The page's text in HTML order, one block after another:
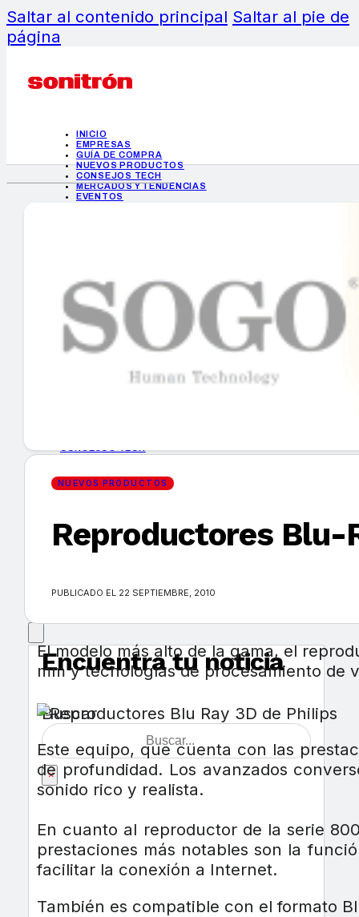
Saltar al contenido principal Saltar al pie de
página
INICIO
EMPRESAS
GUÍA DE COMPRA
NUEVOS PRODUCTOS
CONSEJOS TECH
MERCADOS Y TENDENCIAS
EVENTOS
INICIO
EMPRESAS
GUÍA DE COMPRA
MERCADOS Y TENDENCIAS
Encuentra tu noticia
Buscar
×
NUEVOS PRODUCTOS
Reproductores Blu-
PUBLICADO EL 22 SEPTIEMBRE, 2010
El modelo más alto de la gama, el
mm y tecnologías de procesamiento de
Este equipo, que cuenta con las
de profundidad. Los avanzados
sonido rico y realista.
En cuanto al reproductor de la serie
prestaciones más notables son la
facilitar la conexión a Internet.
También es compatible con el formato